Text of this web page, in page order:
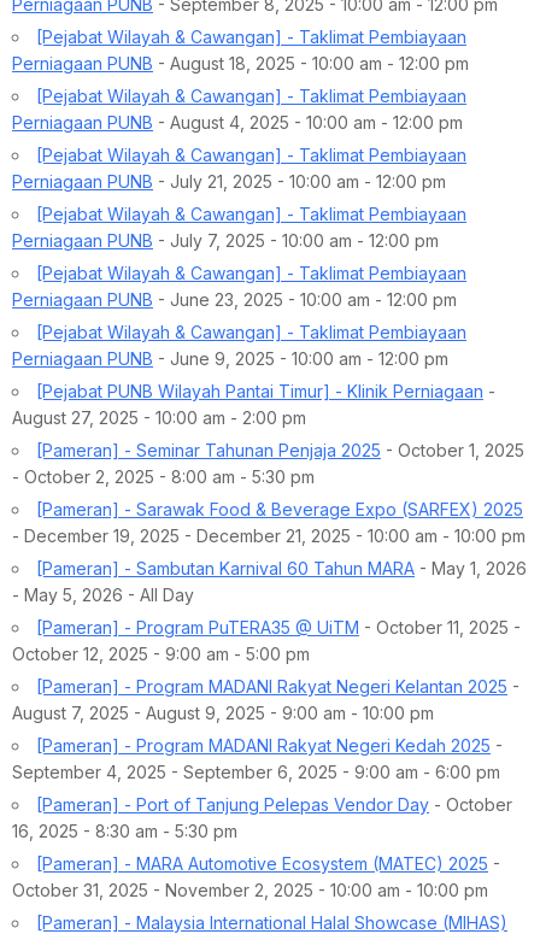
Perniagaan PUNB - September 8, 2025 - 10:00 am - 12:00 pm
[Pejabat Wilayah & Cawangan] - Taklimat Pembiayaan
Perniagaan PUNB - August 18, 2025 - 10:00 am - 12:00 pm
[Pejabat Wilayah & Cawangan] - Taklimat Pembiayaan
Perniagaan PUNB - August 4, 2025 - 10:00 am - 12:00 pm
[Pejabat Wilayah & Cawangan] - Taklimat Pembiayaan
Perniagaan PUNB - July 21, 2025 - 10:00 am - 12:00 pm
[Pejabat Wilayah & Cawangan] - Taklimat Pembiayaan
Perniagaan PUNB - July 7, 2025 - 10:00 am - 12:00 pm
[Pejabat Wilayah & Cawangan] - Taklimat Pembiayaan
Perniagaan PUNB - June 23, 2025 - 10:00 am - 12:00 pm
[Pejabat Wilayah & Cawangan] - Taklimat Pembiayaan
Perniagaan PUNB - June 9, 2025 - 10:00 am - 12:00 pm
[Pejabat PUNB Wilayah Pantai Timur] - Klinik Perniagaan -
August 27, 2025 - 10:00 am - 2:00 pm
[Pameran] - Seminar Tahunan Penjaja 2025 - October 1, 2025
- October 2, 2025 - 8:00 am - 5:30 pm
[Pameran] - Sarawak Food & Beverage Expo (SARFEX) 2025
- December 19, 2025 - December 21, 2025 - 10:00 am - 10:00 pm
[Pameran] - Sambutan Karnival 60 Tahun MARA - May 1, 2026
- May 5, 2026 - All Day
[Pameran] - Program PuTERA35 @ UiTM - October 11, 2025 -
October 12, 2025 - 9:00 am - 5:00 pm
[Pameran] - Program MADANI Rakyat Negeri Kelantan 2025 -
August 7, 2025 - August 9, 2025 - 9:00 am - 10:00 pm
[Pameran] - Program MADANI Rakyat Negeri Kedah 2025 -
September 4, 2025 - September 6, 2025 - 9:00 am - 6:00 pm
[Pameran] - Port of Tanjung Pelepas Vendor Day - October
16, 2025 - 8:30 am - 5:30 pm
[Pameran] - MARA Automotive Ecosystem (MATEC) 2025 -
October 31, 2025 - November 2, 2025 - 10:00 am - 10:00 pm
[Pameran] - Malaysia International Halal Showcase (MIHAS)